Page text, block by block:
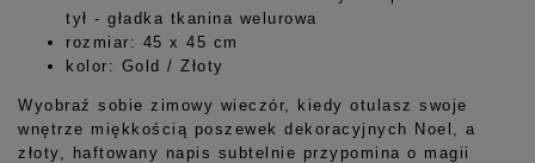
tył - gładka tkanina welurowa
rozmiar: 45 x 45 cm
kolor: Gold / Złoty
Wyobraź sobie zimowy wieczór, kiedy otulasz swoje
wnętrze miękkością poszewek dekoracyjnych Noel, a
złoty, haftowany napis subtelnie przypomina o magii